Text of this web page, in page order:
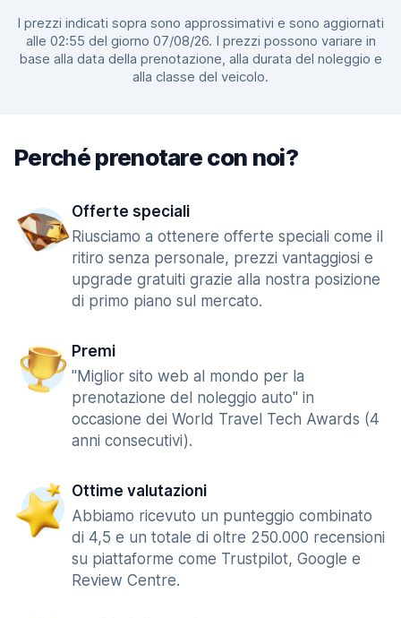
I prezzi indicati sopra sono approssimativi e sono aggiornati
alle 02:55 del giorno 07/08/26. I prezzi possono variare in
base alla data della prenotazione, alla durata del noleggio e
alla classe del veicolo.
Perché prenotare con noi?
Offerte speciali
Riusciamo a ottenere offerte speciali come il
ritiro senza personale, prezzi vantaggiosi e
upgrade gratuiti grazie alla nostra posizione
di primo piano sul mercato.
Premi
"Miglior sito web al mondo per la
prenotazione del noleggio auto" in
occasione dei World Travel Tech Awards (4
anni consecutivi).
Ottime valutazioni
Abbiamo ricevuto un punteggio combinato
di 4,5 e un totale di oltre 250.000 recensioni
su piattaforme come Trustpilot, Google e
Review Centre.